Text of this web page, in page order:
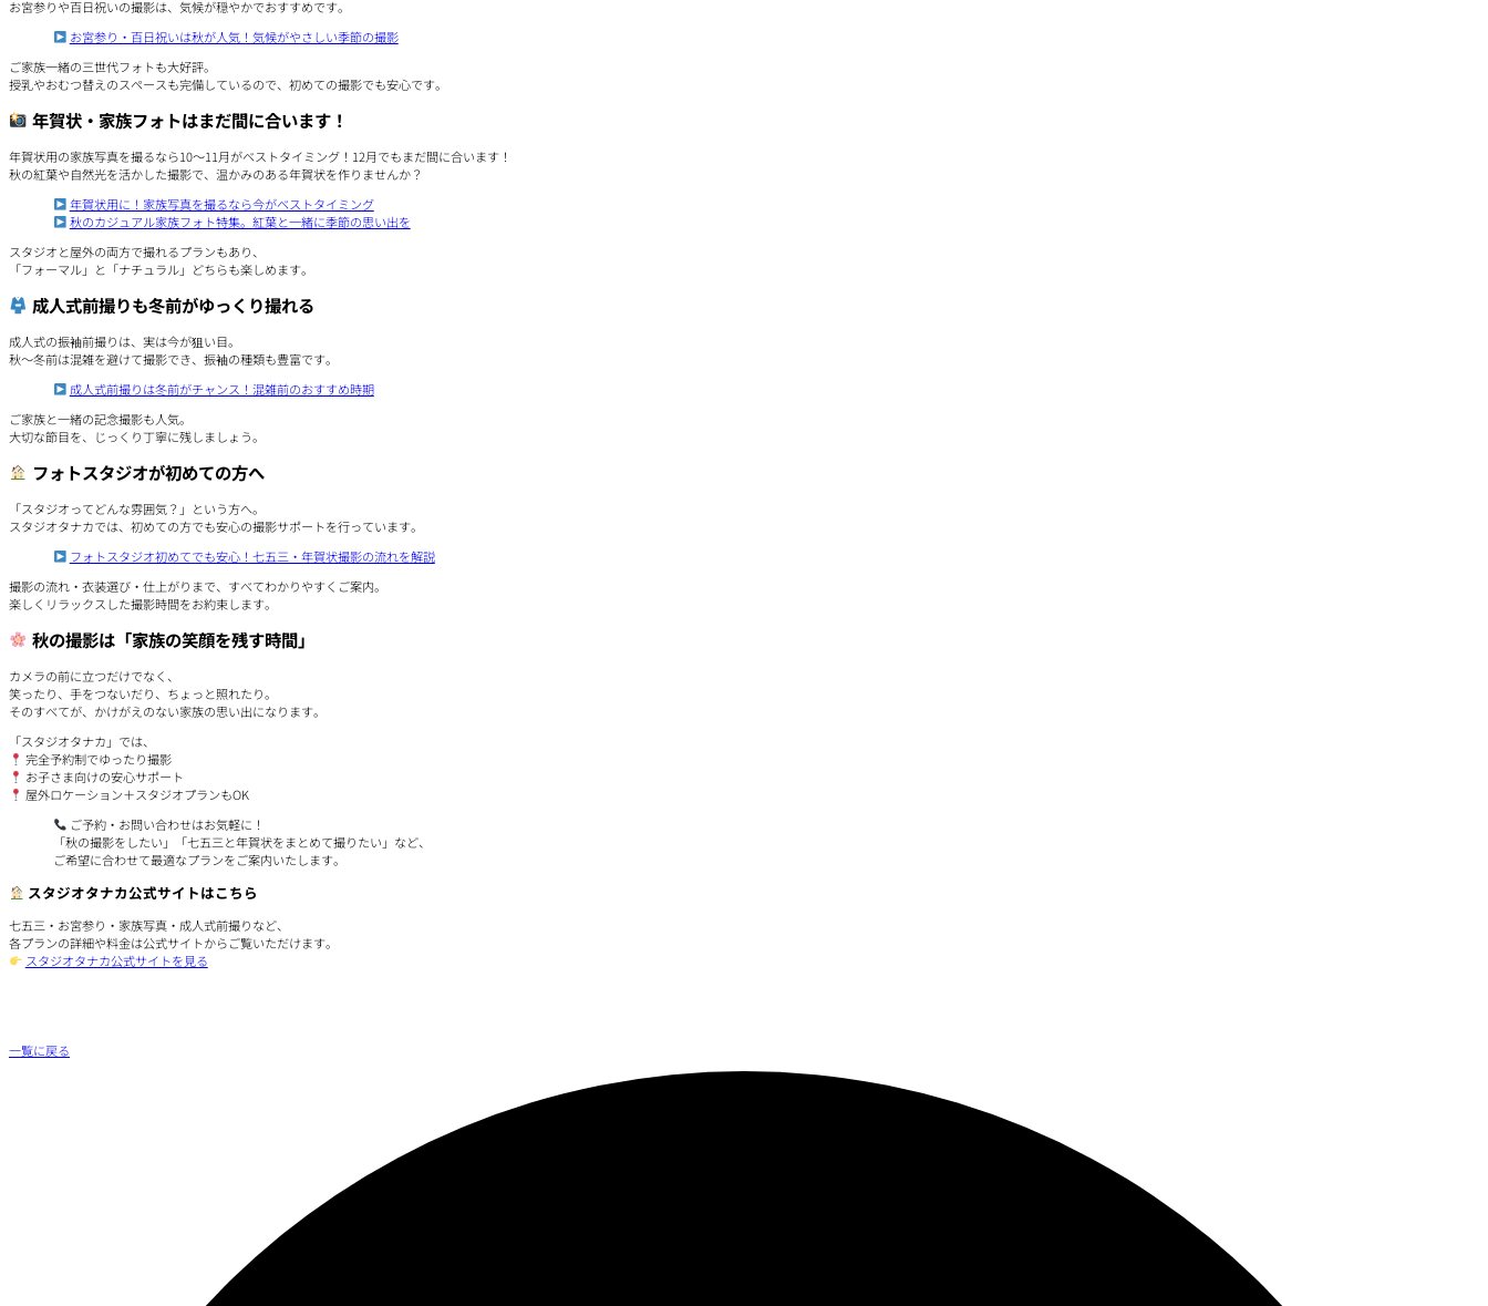
お宮参りや百日祝いの撮影は、気候が穏やかでおすすめです。
お宮参り・百日祝いは秋が人気！気候がやさしい季節の撮影
ご家族一緒の三世代フォトも大好評。
授乳やおむつ替えのスペースも完備しているので、初めての撮影でも安心です。
年賀状・家族フォトはまだ間に合います！
年賀状用の家族写真を撮るなら10〜11月がベストタイミング！12月でもまだ間に合います！
秋の紅葉や自然光を活かした撮影で、温かみのある年賀状を作りませんか？
年賀状用に！家族写真を撮るなら今がベストタイミング
秋のカジュアル家族フォト特集。紅葉と一緒に季節の思い出を
スタジオと屋外の両方で撮れるプランもあり、
「フォーマル」と「ナチュラル」どちらも楽しめます。
成人式前撮りも冬前がゆっくり撮れる
成人式の振袖前撮りは、実は今が狙い目。
秋〜冬前は混雑を避けて撮影でき、振袖の種類も豊富です。
成人式前撮りは冬前がチャンス！混雑前のおすすめ時期
ご家族と一緒の記念撮影も人気。
大切な節目を、じっくり丁寧に残しましょう。
フォトスタジオが初めての方へ
「スタジオってどんな雰囲気？」という方へ。
スタジオタナカでは、初めての方でも安心の撮影サポートを行っています。
フォトスタジオ初めてでも安心！七五三・年賀状撮影の流れを解説
撮影の流れ・衣装選び・仕上がりまで、すべてわかりやすくご案内。
楽しくリラックスした撮影時間をお約束します。
秋の撮影は「家族の笑顔を残す時間」
カメラの前に立つだけでなく、
笑ったり、手をつないだり、ちょっと照れたり。
そのすべてが、かけがえのない家族の思い出になります。
「スタジオタナカ」では、
完全予約制でゆったり撮影
お子さま向けの安心サポート
屋外ロケーション＋スタジオプランもOK
ご予約・お問い合わせはお気軽に！
「秋の撮影をしたい」「七五三と年賀状をまとめて撮りたい」など、
ご希望に合わせて最適なプランをご案内いたします。
スタジオタナカ公式サイトはこちら
七五三・お宮参り・家族写真・成人式前撮りなど、
各プランの詳細や料金は公式サイトからご覧いただけます。
スタジオタナカ公式サイトを見る
一覧に戻る